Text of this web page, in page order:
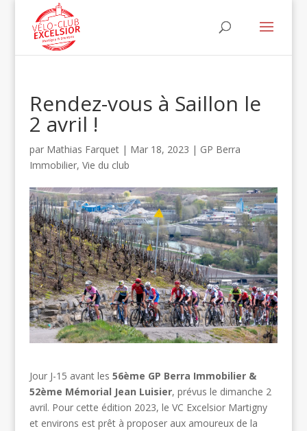
Rendez-vous à Saillon le
2 avril !
par Mathias Farquet| Mar 18, 2023 | GP Berra
Immobilier, Vie du club
Jour J-15 avant les 56ème GP Berra Immobilier &
52ème Mémorial Jean Luisier, prévus le dimanche 2
avril. Pour cette édition 2023, le VC Excelsior Martigny
et environs est prêt à proposer aux amoureux de la